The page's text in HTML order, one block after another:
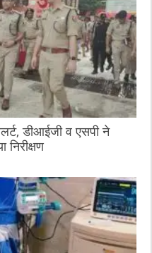
डीआईजी व एसपी ने
निरीक्षण